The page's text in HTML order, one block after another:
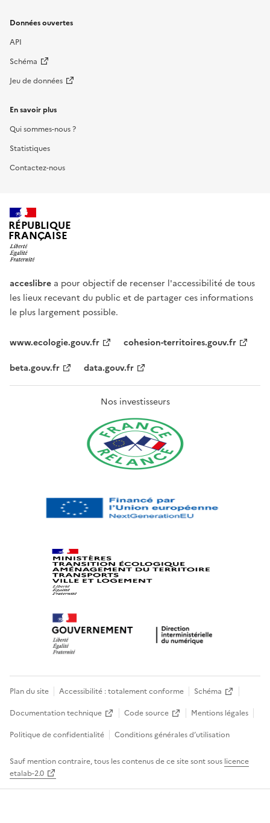
Données ouvertes
API
Schéma
Jeu de données
En savoir plus
Qui sommes-nous ?
Statistiques
Contactez-nous
RÉPUBLIQUE
FRANÇAISE
acceslibre a pour objectif de recenser l'accessibilité de tous
les lieux recevant du public et de partager ces informations
le plus largement possible.
www.ecologie.gouv.fr
cohesion-territoires.gouv.fr
beta.gouv.fr
data.gouv.fr
Nos investisseurs
Plan du site Accessibilité : totalement conforme
Schéma
Documentation technique
Code source
Mentions légales
Politique de confidentialité
Conditions générales d’utilisation
Sauf mention contraire, tous les contenus de ce site sont sous licence
etalab-2.0